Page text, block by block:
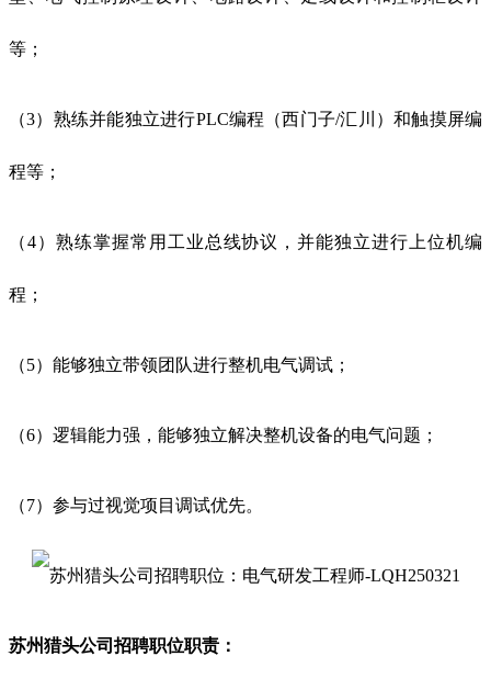
等；
（3）熟练并能独立进行PLC编程（西门子/汇川）和触摸屏编
程等；
（4）熟练掌握常用工业总线协议，并能独立进行上位机编
程；
（5）能够独立带领团队进行整机电气调试；
（6）逻辑能力强，能够独立解决整机设备的电气问题；
（7）参与过视觉项目调试优先。
苏州猎头公司招聘职位职责：